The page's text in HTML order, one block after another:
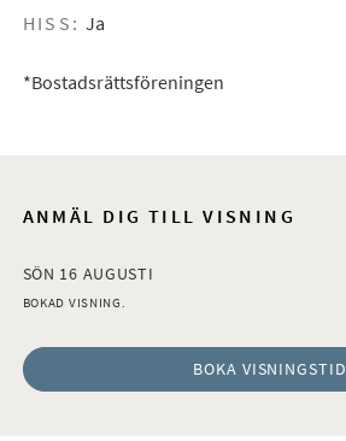
HISS: Ja
*Bostadsrättsföreningen
ANMÄL DIG TILL VISNING
SÖN 16 AUGUSTI
BOKAD VISNING.
BOKA VISNINGSTID